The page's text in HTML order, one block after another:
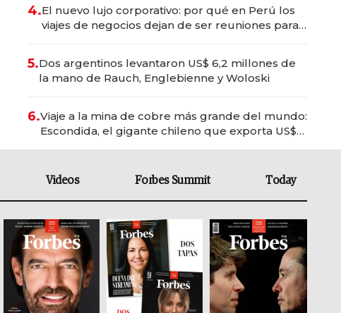
4.El nuevo lujo corporativo: por qué en Perú los
viajes de negocios dejan de ser reuniones para
5.Dos argentinos levantaron US$ 6,2 millones de
la mano de Rauch, Englebienne y Woloski
6.Viaje a la mina de cobre más grande del mundo:
Escondida, el gigante chileno que exporta US$
Videos Forbes Summit Today